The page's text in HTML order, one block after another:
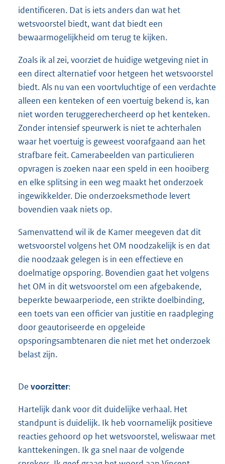
identificeren. Dat is iets anders dan wat het
wetsvoorstel biedt, want dat biedt een
bewaarmogelijkheid om terug te kijken.
Zoals ik al zei, voorziet de huidige wetgeving niet in
een direct alternatief voor hetgeen het wetsvoorstel
biedt. Als nu van een voortvluchtige of een verdachte
alleen een kenteken of een voertuig bekend is, kan
niet worden teruggerechercheerd op het kenteken.
Zonder intensief speurwerk is niet te achterhalen
waar het voertuig is geweest voorafgaand aan het
strafbare feit. Camerabeelden van particulieren
opvragen is zoeken naar een speld in een hooiberg
en elke splitsing in een weg maakt het onderzoek
ingewikkelder. Die onderzoeksmethode levert
bovendien vaak niets op.
Samenvattend wil ik de Kamer meegeven dat dit
wetsvoorstel volgens het OM noodzakelijk is en dat
die noodzaak gelegen is in een effectieve en
doelmatige opsporing. Bovendien gaat het volgens
het OM in dit wetsvoorstel om een afgebakende,
beperkte bewaarperiode, een strikte doelbinding,
een toets van een officier van justitie en raadpleging
door geautoriseerde en opgeleide
opsporingsambtenaren die niet met het onderzoek
belast zijn.
De voorzitter:
Hartelijk dank voor dit duidelijke verhaal. Het
standpunt is duidelijk. Ik heb voornamelijk positieve
reacties gehoord op het wetsvoorstel, weliswaar met
kanttekeningen. Ik ga snel naar de volgende